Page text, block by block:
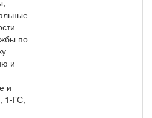
по
и
и
1-ГС,